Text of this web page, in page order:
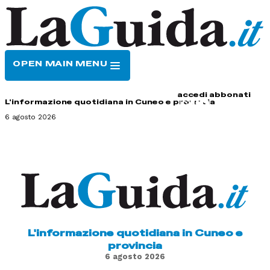
OPEN MAIN MENU
accedi abbonati
L'informazione quotidiana in Cuneo e provincia
6 agosto 2026
L'informazione quotidiana in Cuneo e
provincia
6 agosto 2026